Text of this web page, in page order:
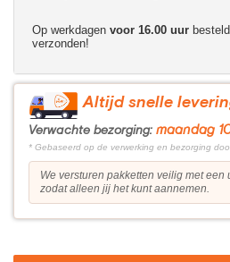
Op werkdagen voor 16.00 uur
verzonden!
Altijd snelle
Verwachte bezorging: maandag
* Gebaseerd op de verwerking en bezorging
We versturen pakketten veilig met een
zodat alleen jij het kunt aannemen.